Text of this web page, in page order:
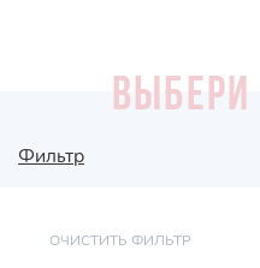
ВЫБЕРИ
Фильтр
ОЧИСТИТЬ ФИЛЬТР